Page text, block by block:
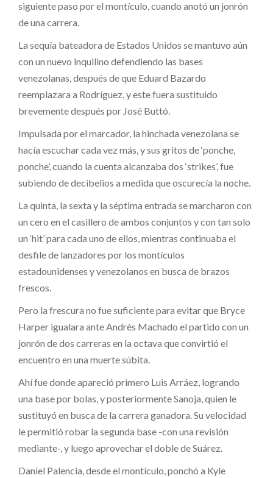
siguiente paso por el montículo, cuando anotó un jonrón
de una carrera.
La sequía bateadora de Estados Unidos se mantuvo aún
con un nuevo inquilino defendiendo las bases
venezolanas, después de que Eduard Bazardo
reemplazara a Rodríguez, y este fuera sustituido
brevemente después por José Buttó.
Impulsada por el marcador, la hinchada venezolana se
hacía escuchar cada vez más, y sus gritos de ‘ponche,
ponche’, cuando la cuenta alcanzaba dos ‘strikes’, fue
subiendo de decibelios a medida que oscurecía la noche.
La quinta, la sexta y la séptima entrada se marcharon con
un cero en el casillero de ambos conjuntos y con tan solo
un ‘hit’ para cada uno de ellos, mientras continuaba el
desfile de lanzadores por los montículos
estadounidenses y venezolanos en busca de brazos
frescos.
Pero la frescura no fue suficiente para evitar que Bryce
Harper igualara ante Andrés Machado el partido con un
jonrón de dos carreras en la octava que convirtió el
encuentro en una muerte súbita.
Ahí fue donde apareció primero Luis Arráez, logrando
una base por bolas, y posteriormente Sanoja, quien le
sustituyó en busca de la carrera ganadora. Su velocidad
le permitió robar la segunda base -con una revisión
mediante-, y luego aprovechar el doble de Suárez.
Daniel Palencia, desde el montículo, ponchó a Kyle